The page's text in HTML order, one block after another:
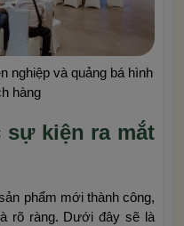
nghiệp và quảng bá hình
hàng
kiện ra mắt
phẩm mới thành công,
rõ ràng. Dưới đây sẽ là